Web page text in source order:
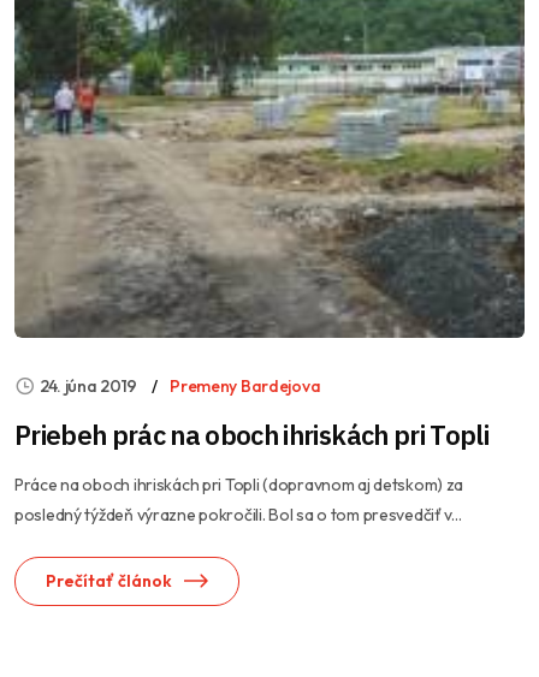
24. júna 2019 Premeny Bardejova
Priebeh prác na oboch ihriskách pri Topli
Práce na oboch ihriskách pri Topli (dopravnom aj detskom) za
posledný týždeň výrazne pokročili. Bol sa o tom presvedčiť v...
Prečítať článok